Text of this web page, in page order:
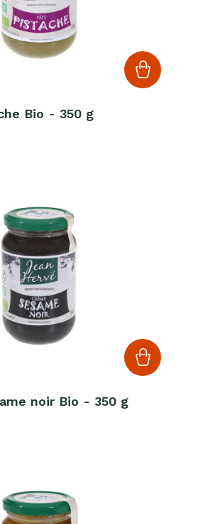
Bio - 350 g
noir Bio - 350 g